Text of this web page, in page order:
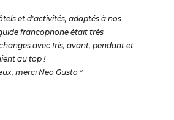
et d'activités, adaptés à nos
francophone était très
avec Iris, avant, pendant et
au top !
merci Neo Gusto "